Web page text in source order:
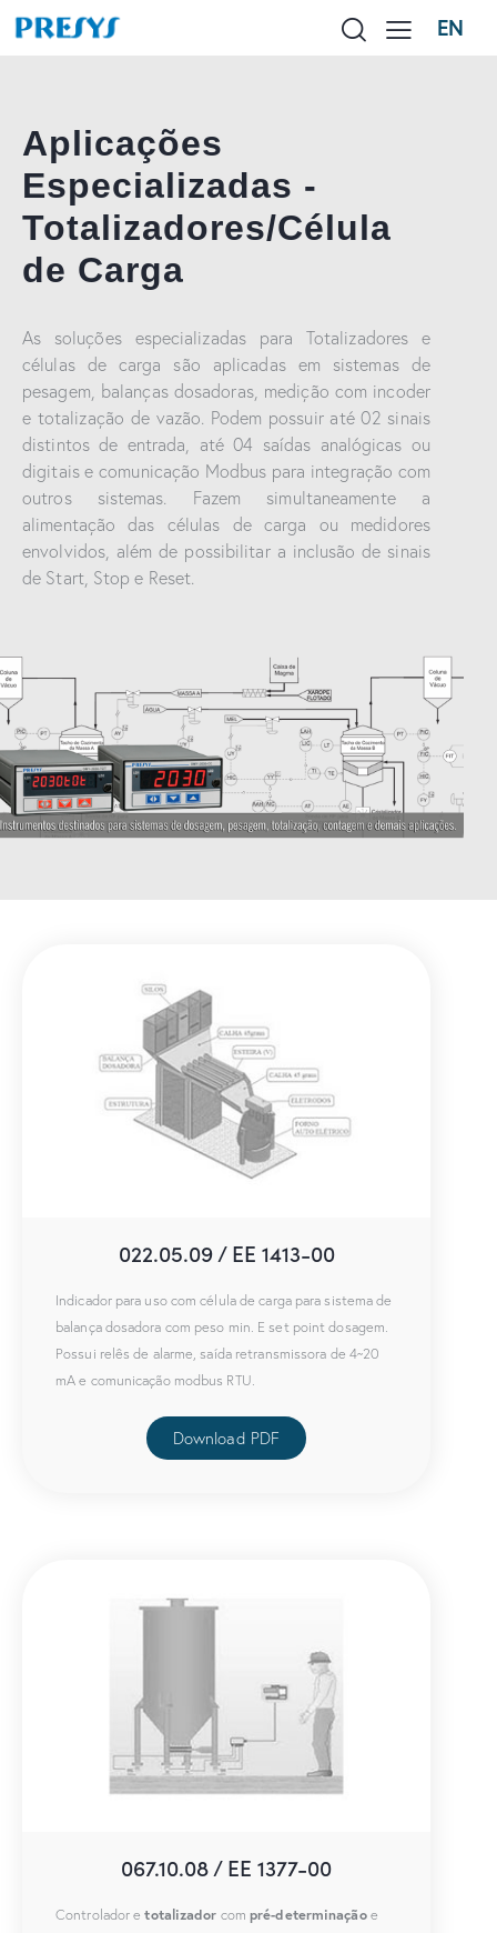
EN
Aplicações
Especializadas -
Totalizadores/Célula
de Carga
As soluções especializadas para Totalizadores e
células de carga são aplicadas em sistemas de
pesagem, balanças dosadoras, medição com incoder
e totalização de vazão. Podem possuir até 02 sinais
distintos de entrada, até 04 saídas analógicas ou
digitais e comunicação Modbus para integração com
outros sistemas. Fazem simultaneamente a
alimentação das células de carga ou medidores
envolvidos, além de possibilitar a inclusão de sinais
de Start, Stop e Reset.
022.05.09 / EE 1413-00
Indicador para uso com célula de carga para sistema de
balança dosadora com peso min. E set point dosagem.
Possui relês de alarme, saída retransmissora de 4~20
mA e comunicação modbus RTU.
Download PDF
067.10.08 / EE 1377-00
Controlador etotalizador compré-determinaçãoe